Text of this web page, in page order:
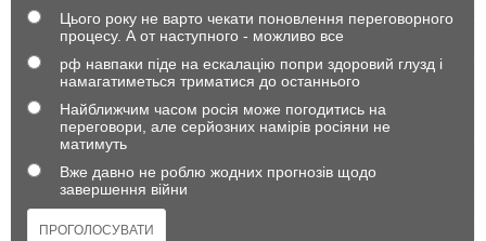
Цього року не варто чекати поновлення переговорного
процесу. А от наступного - можливо все
рф навпаки піде на ескалацію попри здоровий глузд і
намагатиметься триматися до останнього
Найближчим часом росія може погодитись на
переговори, але серйозних намірів росіяни не
матимуть
Вже давно не роблю жодних прогнозів щодо
завершення війни